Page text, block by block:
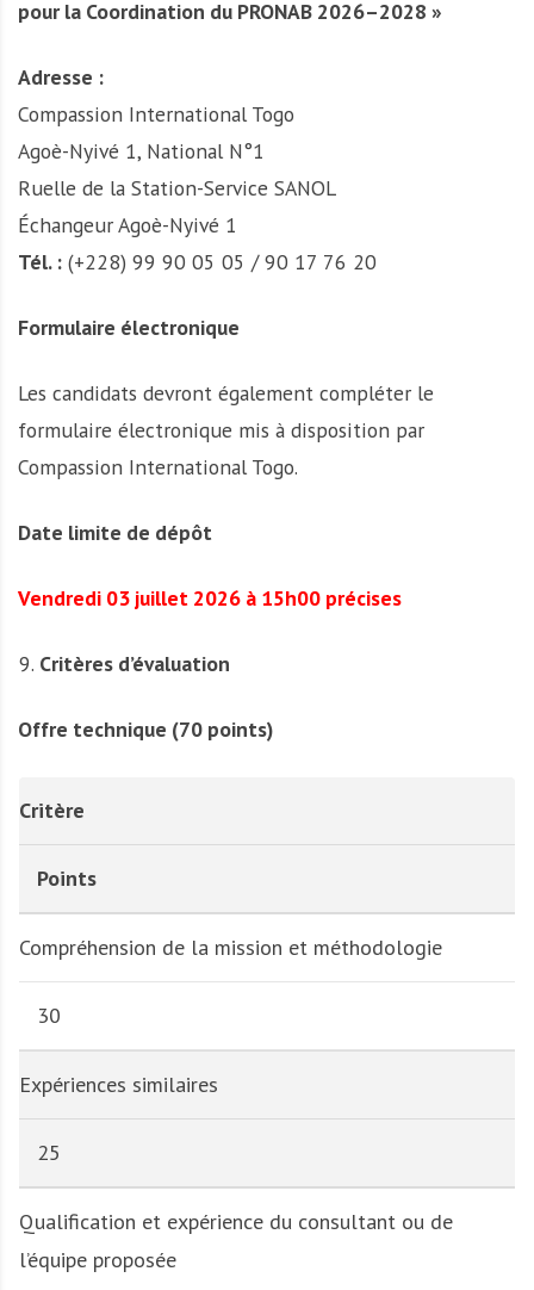
pour la Coordination du PRONAB 2026–2028 »
Adresse :
Compassion International Togo
Agoè-Nyivé 1, National N°1
Ruelle de la Station-Service SANOL
Échangeur Agoè-Nyivé 1
Tél. : (+228) 99 90 05 05 / 90 17 76 20
Formulaire électronique
Les candidats devront également compléter le
formulaire électronique mis à disposition par
Compassion International Togo.
Date limite de dépôt
Vendredi 03 juillet 2026 à 15h00 précises
Critères d’évaluation
Offre technique (70 points)
Critère
Points
Compréhension de la mission et méthodologie
30
Expériences similaires
25
Qualification et expérience du consultant ou de
l’équipe proposée